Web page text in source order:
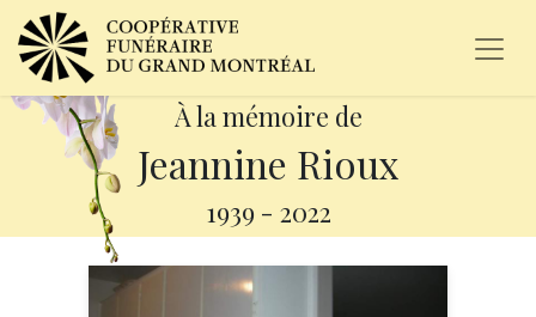
À la mémoire de
Jeannine Rioux
1939 - 2022